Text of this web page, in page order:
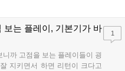
로 정식 출시될 예정이며, 록
Look'을 최초 공개할 계획
보는 플레이, 기본기가 바
까 고점을 보는 플레이들이 굉
지키면서 하면 리턴이 크다고
1